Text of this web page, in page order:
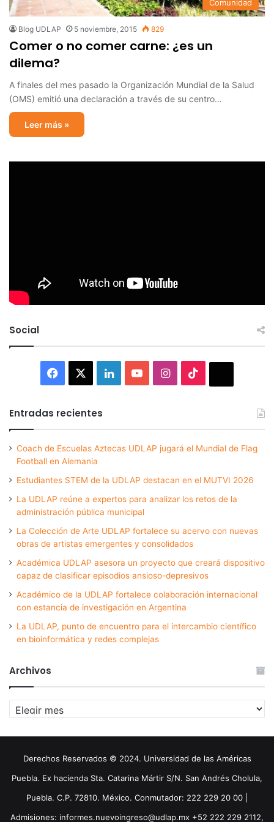
Comunidad
Blog UDLAP 5 noviembre, 2015 829
Comer o no comer carne: ¿es un
dilema?
A finales del mes pasado la Organización Mundial de la Salud
(OMS) emitió una declaración a través de su centro…
Leer más »
Social
Facebook LinkedInYouTubeInstagram
Entradas recientes
Coach de Escuelas Aztecas UDLAP jugará el Mundial de Flag
Football en Alemania
Estudiantes STEM de la UDLAP destacan en el MUTVI 2026
La UDLAP reúne a expertos para analizar los retos de la
administración pública municipal
La Colección de Arte UDLAP fortalece su acervo con nuevas
obras de artistas emergentes y consolidados
Académica UDLAP asesora un proyecto que creará dispositivo
capaz de clasificar episodios ansioso-depresivos
Académico de la UDLAP fortalece colaboración internacional
con estancia de investigación en Argentina
La UDLAP, punto de encuentro para el intercambio científico
en bioinformática y redes complejas
Archivos
Archivos
Derechos Reservados © 2024. Universidad de las Américas
Puebla. Ex hacienda Sta. Catarina Mártir S/N. San Andrés Cholula,
Puebla. C.P. 72810. México. Conmutador: 222 229 20 00 |
Admisiones: informes.nuevoingreso@udlap.mx +52 222 229 2112,